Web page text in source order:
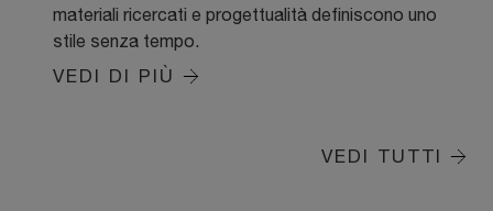
materiali ricercati e progettualità definiscono uno
stile senza tempo.
VEDI DI PIÙ
VEDI TUTTI